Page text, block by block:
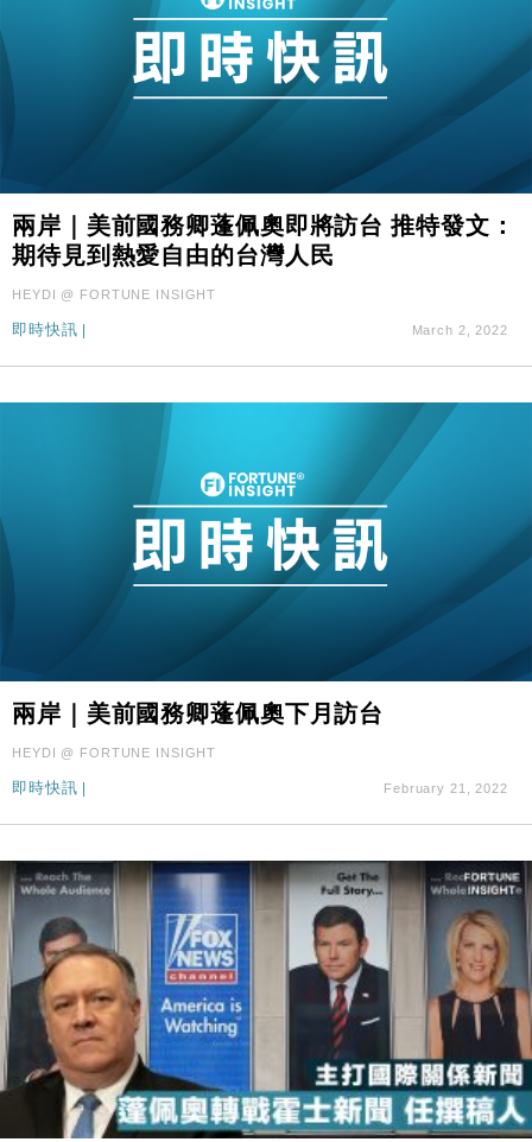
兩岸｜美前國務卿蓬佩奧即將訪台 推特發文：
期待見到熱愛自由的台灣人民
HEYDI @ FORTUNE INSIGHT
即時快訊 March 2, 2022
兩岸｜美前國務卿蓬佩奧下月訪台
HEYDI @ FORTUNE INSIGHT
即時快訊 | February 21, 2022